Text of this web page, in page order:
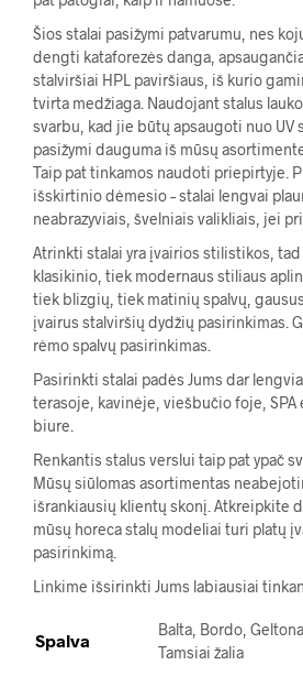
Šios stalai pasižymi patvarumu, nes
dengti kataforezės danga,
stalviršiai HPL paviršiaus, iš kurio
tvirta medžiaga. Naudojant stalus
svarbu, kad jie būtų apsaugoti nuo UV
pasižymi dauguma iš mūsų
Taip pat tinkamos naudoti priepirtyje.
išskirtinio dėmesio – stalai lengvai
neabrazyviais, švelniais valikliais, jei
Atrinkti stalai yra įvairios stilistikos,
klasikinio, tiek modernaus stiliaus
tiek blizgių, tiek matinių spalvų,
įvairus stalviršių dydžių pasirinkimas.
rėmo spalvų pasirinkimas.
Pasirinkti stalai padės Jums dar
terasoje, kavinėje, viešbučio foje, SPA
biure.
Renkantis stalus verslui taip pat ypač
Mūsų siūlomas asortimentas
išrankiausių klientų skonį. Atkreipkite
mūsų horeca stalų modeliai turi platų
pasirinkimą.
Linkime išsirinkti Jums labiausiai
Spalva
Balta, Bordo,
Tamsiai žalia